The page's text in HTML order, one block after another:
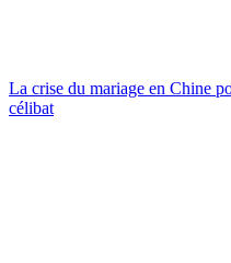
La crise du mariage en Chine
célibat